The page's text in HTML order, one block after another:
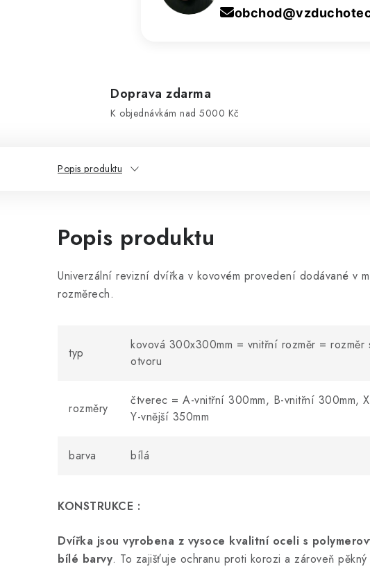
Doprava zdarma
K objednávkám nad 5000 Kč
Popis produktu
Popis produktu
Univerzální revizní dvířka v kovovém provedení dodávané v
rozměrech.
typ
kovová 300x300mm = vnitřní rozměr = rozměr
otvoru
rozměry
čtverec = A-vnitřní 300mm, B-vnitřní 300mm,
Y-vnější 350mm
barva bílá
KONSTRUKCE :
Dvířka jsou vyrobena z vysoce kvalitní oceli s
bílé barvy. To zajišťuje ochranu proti korozi a zároveň pěkný